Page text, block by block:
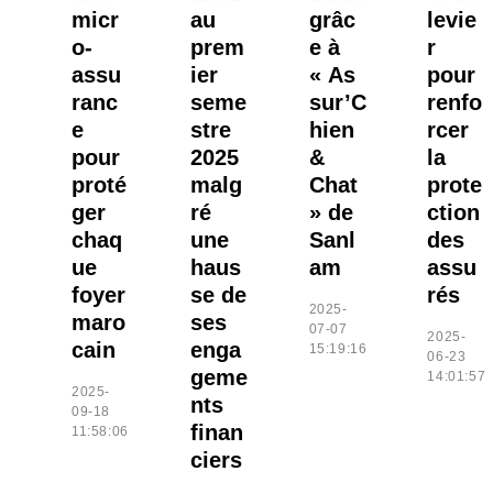
micr
o-
assu
ranc
e
pour
proté
ger
chaq
ue
foyer
maro
cain
2025-
09-18
11:58:06
au
prem
ier
seme
stre
2025
malg
ré
une
haus
se de
ses
enga
geme
nts
finan
ciers
grâc
e à
« As
sur’C
hien
&
Chat
» de
Sanl
am
2025-
07-07
15:19:16
levie
r
pour
renfo
rcer
la
prote
ction
des
assu
rés
2025-
06-23
14:01:57